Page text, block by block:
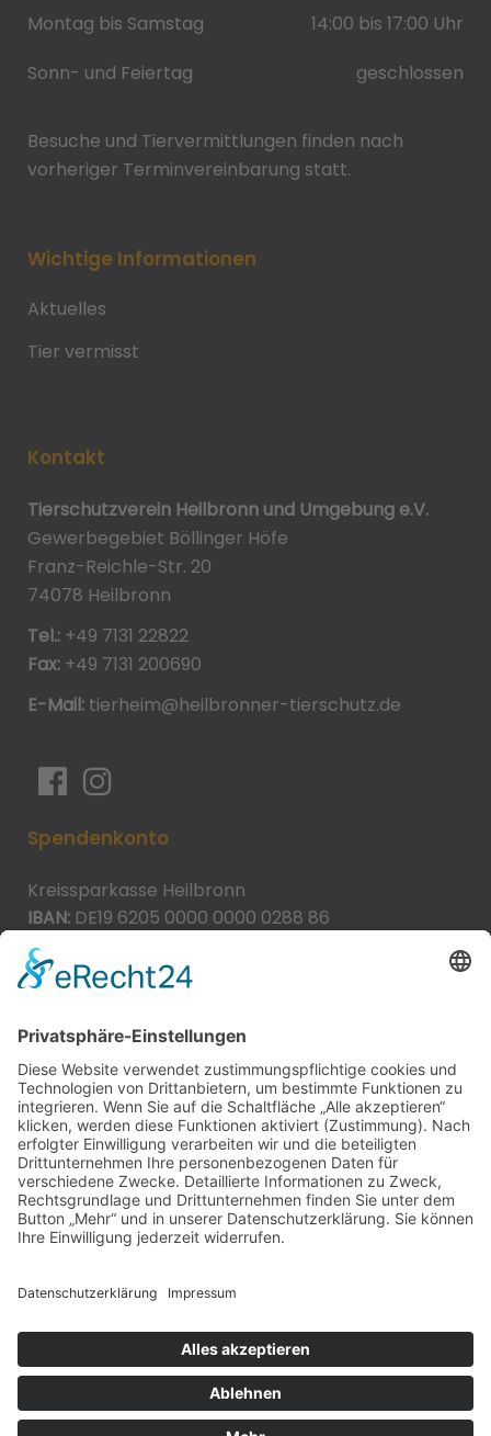
Montag bis Samstag
14:00 bis 17:00 Uhr
Sonn- und Feiertag
geschlossen
Besuche und Tiervermittlungen finden nach
vorheriger Terminvereinbarung statt.
Wichtige Informationen
Aktuelles
Tier vermisst
Kontakt
Tierschutzverein Heilbronn und Umgebung e.V.
Gewerbegebiet Böllinger Höfe
Franz-Reichle-Str. 20
74078 Heilbronn
Tel.: +49 7131 22822
Fax: +49 7131 200690
E-Mail: tierheim@heilbronner-tierschutz.de
Spendenkonto
Kreissparkasse Heilbronn
IBAN: DE19 6205 0000 0000 0288 86
BIC:
Spende direkt via PayPal
JETZT SPENDEN
paypal@heilbronner-tierschutz.de
© 2021Systemhaus JOAM
Datenschutzerklärung